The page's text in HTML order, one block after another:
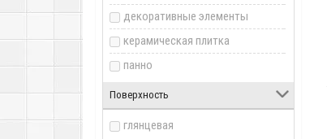
декоративные элементы
керамическая плитка
панно
Поверхность
глянцевая